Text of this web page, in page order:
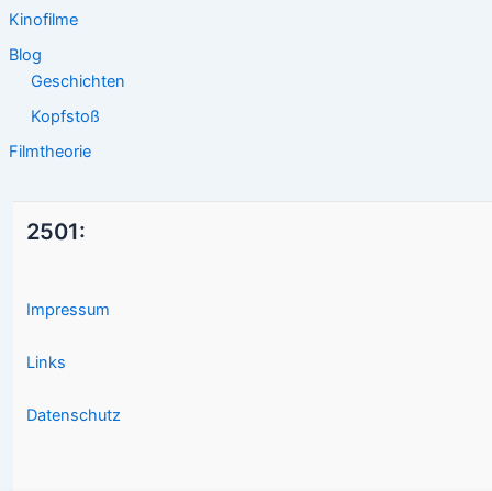
Kinofilme
Blog
Geschichten
Kopfstoß
Filmtheorie
2501:
Impressum
Links
Datenschutz